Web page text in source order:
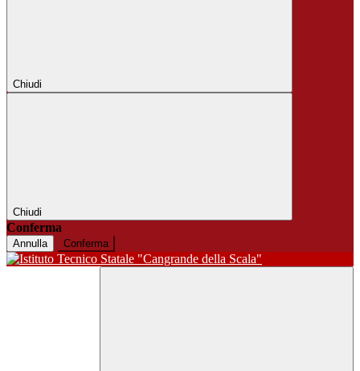
Chiudi
Chiudi
Conferma
Annulla Conferma